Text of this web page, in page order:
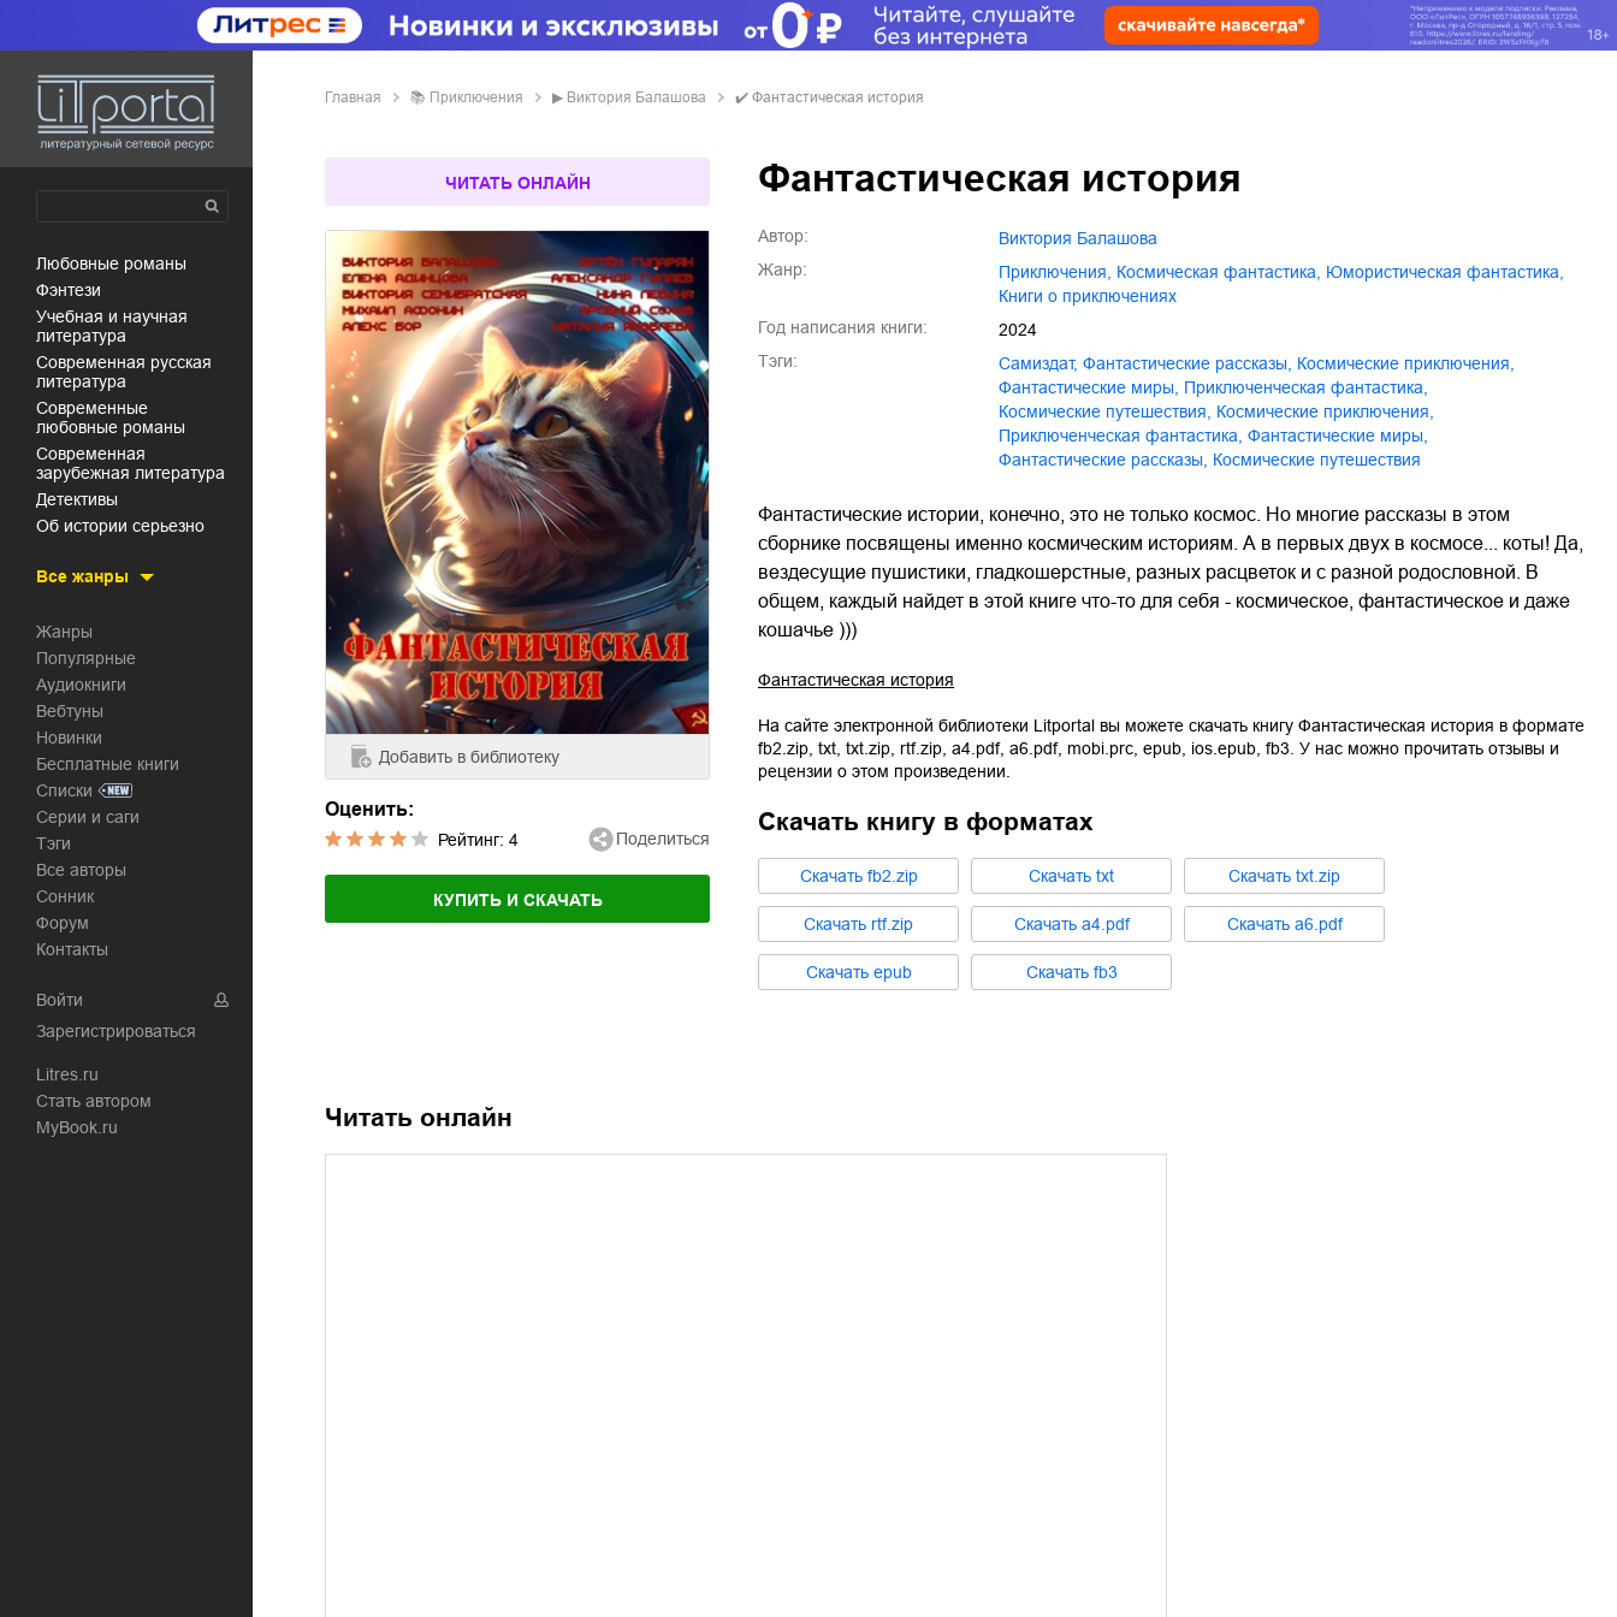
любовные романы
фэнтези
учебная и научная
литература
современная русская
литература
современные
любовные романы
современная
зарубежная литература
детективы
об истории серьезно
Все жанры
Жанры
Популярные
Аудиокниги
Вебтуны
Новинки
Бесплатные книги
Списки
Серии и саги
Тэги
Все авторы
Сонник
Форум
Контакты
Войти
Зарегистрироваться
Litres.ru
Стать автором
MyBook.ru
Главная 📚 приключения ▶ Виктория Балашова ✔️ Фантастическая история
ЧИТАТЬ ОНЛАЙН
Добавить в библиотеку
Оценить:
Рейтинг: 4 Поделиться
КУПИТЬ И СКАЧАТЬ
Фантастическая история
Автор:
Виктория Балашова
Жанр:
приключения космическая фантастика юмористическая фантастика
книги о приключениях
Год написания книги:
2024
Тэги:
Самиздат, фантастические рассказы космические приключения
фантастические миры
приключенческая фантастика
космические путешествия
Космические приключения
Приключенческая фантастика
Фантастические миры
Фантастические рассказы
Космические путешествия
Фантастические истории, конечно, это не только космос. Но многие рассказы в этом
сборнике посвящены именно космическим историям. А в первых двух в космосе... коты! Да,
вездесущие пушистики, гладкошерстные, разных расцветок и с разной родословной. В
общем, каждый найдет в этой книге что-то для себя - космическое, фантастическое и даже
кошачье )))
Фантастическая история
На сайте электронной библиотеки Litportal вы можете скачать книгу Фантастическая история в формате
fb2.zip txt txt.zip rtf.zip a4.pdf, a6.pdf, mobi.prc epub ios.epub fb3 . У нас можно прочитать отзывы и
рецензии о этом произведении.
Скачать книгу в форматах
Cкачать fb2.zip Cкачать txt Cкачать txt.zip
Cкачать rtf.zip Cкачать a4.pdf Cкачать a6.pdf
Cкачать epub Cкачать fb3
Читать онлайн